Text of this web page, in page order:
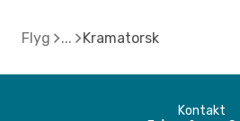
Flyg Kramatorsk
Kontakt